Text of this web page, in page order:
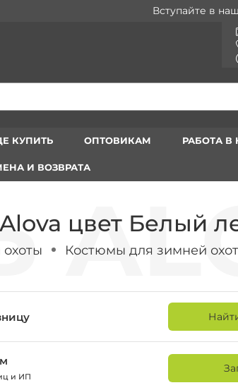
Вступайте в нашу
КУПИТЬ ОПТОВИКАМ РАБОТА
И ВОЗВРАТА
цвет Белый
Костюмы для зимней
и ИП